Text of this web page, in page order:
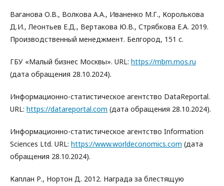
Ваганова О.В., Волкова А.А., Иваненко М.Г., Королькова
Д.И., Леонтьев Е.Д., Вертакова Ю.В., Стрябкова Е.А. 2019.
Производственный менеджмент. Белгород, 151 с.
ГБУ «Малый бизнес Москвы». URL: https://mbm.mos.ru
(дата обращения 28.10.2024).
Информационно-статистическое агентство DataReportal.
URL: https://datareportal.com (дата обращения 28.10.2024).
Информационно-статистическое агентство Information
Sciences Ltd. URL: https://www.worldeconomics.com (дата
обращения 28.10.2024).
Каплан Р., Нортон Д. 2012. Награда за блестящую